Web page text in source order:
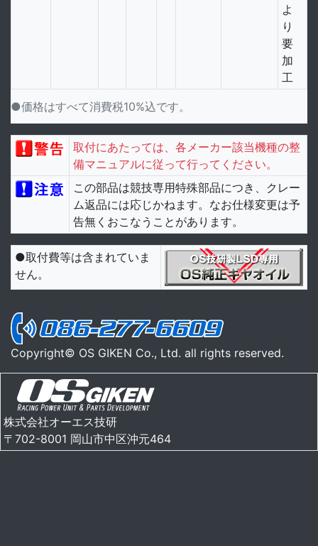
よ
り
要
加
工
●価格はすべて消費税10%込です。
取付にあたっては、各メーカー該当機種の整
備マニュアルに従って行ってください。
この部品は競技専用特殊部品につき、クレー
ム返品には応じかねます。なお仕様変更は予
告無くおこなうことがあります。
●取付費等は含まれていま
せん。
Copyright© OS GIKEN Co., Ltd. all rights reserved.
株式会社オーエス技研
〒702-8001 岡山市中区沖元464